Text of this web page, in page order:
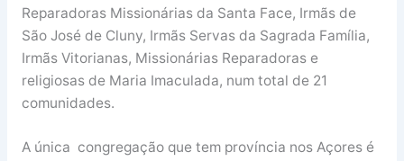
Reparadoras Missionárias da Santa Face, Irmãs de
São José de Cluny, Irmãs Servas da Sagrada Família,
Irmãs Vitorianas, Missionárias Reparadoras e
religiosas de Maria Imaculada, num total de 21
comunidades.
A única congregação que tem província nos Açores é